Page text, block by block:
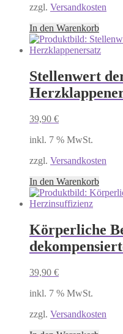
zzgl. Versandkosten
In den Warenkorb
Stellenwert
39,90 €
inkl. 7 % MwSt.
zzgl. Versandkosten
In den Warenkorb
Körperliche
39,90 €
inkl. 7 % MwSt.
zzgl. Versandkosten